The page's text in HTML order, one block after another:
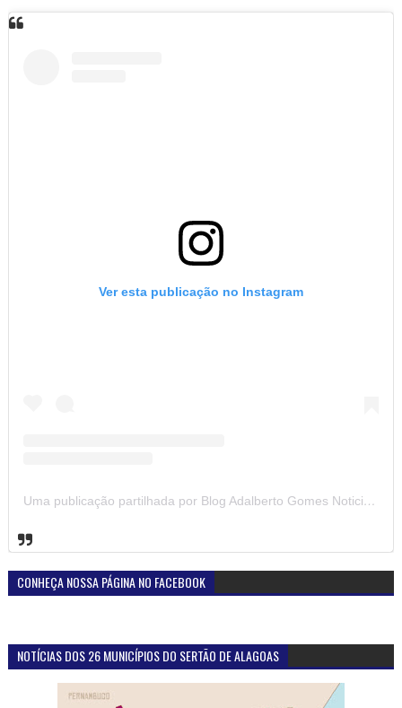
Ver esta publicação no Instagram
Uma publicação partilhada por Blog Adalberto Gomes Noticias (@blogadalbertogomesnoticiass)
CONHEÇA NOSSA PÁGINA NO FACEBOOK
NOTÍCIAS DOS 26 MUNICÍPIOS DO SERTÃO DE ALAGOAS